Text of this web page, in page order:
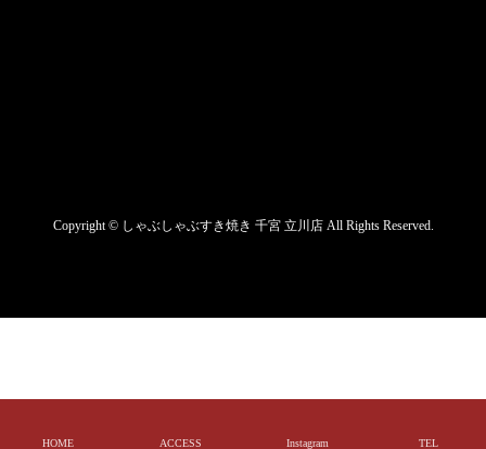
Copyright © しゃぶしゃぶすき焼き 千宮 立川店 All Rights Reserved.
HOME ACCESS Instagram TEL